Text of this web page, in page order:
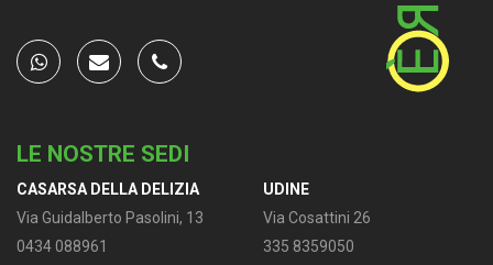
whatsappemail phone
LE NOSTRE SEDI
CASARSA DELLA DELIZIA
Via Guidalberto Pasolini, 13
0434 088961
UDINE
Via Cosattini 26
335 8359050